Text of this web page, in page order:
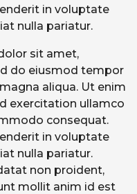
in voluptate
nulla pariatur.
sit amet,
do eiusmod tempor
aliqua. Ut enim
exercitation ullamco
consequat.
in voluptate
nulla pariatur.
non proident,
mollit anim id est